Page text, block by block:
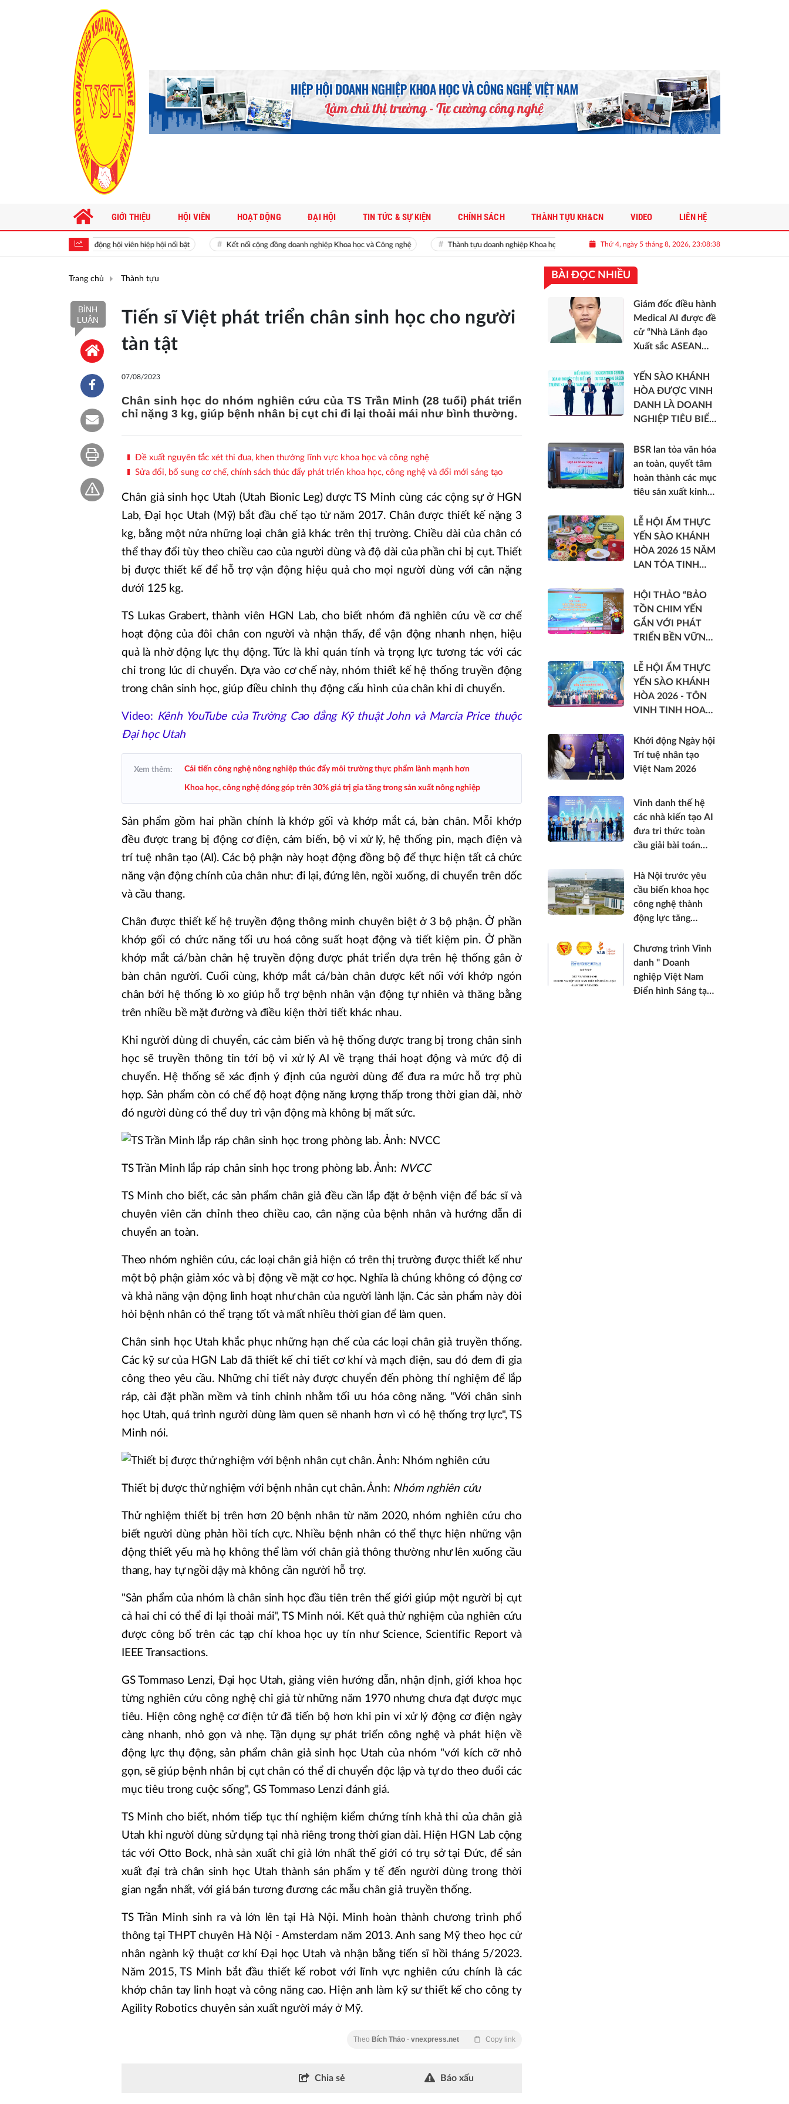
Hoạt động hội viên hiệp hội nổi bật Kết nối cộng đồng doanh nghiệp Khoa học và Công nghệ Thành tựu doanh nghiệp Khoa học và Công nghệ Việt Nam Vinh danh doanh nghiệp khoa học và
Thứ 4, ngày 5 tháng 8, 2026, 23:08:39
GIỚI THIỆU HỘI VIÊN HOẠT ĐỘNG ĐẠI HỘI TIN TỨC & SỰ KIỆN CHÍNH SÁCH THÀNH TỰU KH&CN VIDEO LIÊN HỆ
Trang chủ Thành tựu
BÌNH
LUẬN
Tiến sĩ Việt phát triển chân sinh học cho người
tàn tật
07/08/2023
Chân sinh học do nhóm nghiên cứu của TS Trần Minh (28 tuổi) phát triển
chỉ nặng 3 kg, giúp bệnh nhân bị cụt chi đi lại thoải mái như bình thường.
Đề xuất nguyên tắc xét thi đua, khen thưởng lĩnh vực khoa học và công nghệ
Sửa đổi, bổ sung cơ chế, chính sách thúc đẩy phát triển khoa học, công nghệ và đổi mới sáng tạo
Chân giả sinh học Utah (Utah Bionic Leg) được TS Minh cùng các cộng sự ở HGN
Lab, Đại học Utah (Mỹ) bắt đầu chế tạo từ năm 2017. Chân được thiết kế nặng 3
kg, bằng một nửa những loại chân giả khác trên thị trường. Chiều dài của chân có
thể thay đổi tùy theo chiều cao của người dùng và độ dài của phần chi bị cụt. Thiết
bị được thiết kế để hỗ trợ vận động hiệu quả cho mọi người dùng với cân nặng
dưới 125 kg.
TS Lukas Grabert, thành viên HGN Lab, cho biết nhóm đã nghiên cứu về cơ chế
hoạt động của đôi chân con người và nhận thấy, để vận động nhanh nhẹn, hiệu
quả là nhờ động lực thụ động. Tức là khi quán tính và trọng lực tương tác với các
chi trong lúc di chuyển. Dựa vào cơ chế này, nhóm thiết kế hệ thống truyền động
trong chân sinh học, giúp điều chỉnh thụ động cấu hình của chân khi di chuyển.
Video: Kênh YouTube của Trường Cao đẳng Kỹ thuật John và Marcia Price thuộc
Đại học Utah
Xem thêm: Cải tiến công nghệ nông nghiệp thúc đẩy môi trường thực phẩm lành mạnh hơn
Khoa học, công nghệ đóng góp trên 30% giá trị gia tăng trong sản xuất nông nghiệp
Sản phẩm gồm hai phần chính là khớp gối và khớp mắt cá, bàn chân. Mỗi khớp
đều được trang bị động cơ điện, cảm biến, bộ vi xử lý, hệ thống pin, mạch điện và
trí tuệ nhân tạo (AI). Các bộ phận này hoạt động đồng bộ để thực hiện tất cả chức
năng vận động chính của chân như: đi lại, đứng lên, ngồi xuống, di chuyển trên dốc
và cầu thang.
Chân được thiết kế hệ truyền động thông minh chuyên biệt ở 3 bộ phận. Ở phần
khớp gối có chức năng tối ưu hoá công suất hoạt động và tiết kiệm pin. Ở phần
khớp mắt cá/bàn chân hệ truyền động được phát triển dựa trên hệ thống gân ở
bàn chân người. Cuối cùng, khớp mắt cá/bàn chân được kết nối với khớp ngón
chân bởi hệ thống lò xo giúp hỗ trợ bệnh nhân vận động tự nhiên và thăng bằng
trên nhiều bề mặt đường và điều kiện thời tiết khác nhau.
Khi người dùng di chuyển, các cảm biến và hệ thống được trang bị trong chân sinh
học sẽ truyền thông tin tới bộ vi xử lý AI về trạng thái hoạt động và mức độ di
chuyển. Hệ thống sẽ xác định ý định của người dùng để đưa ra mức hỗ trợ phù
hợp. Sản phẩm còn có chế độ hoạt động năng lượng thấp trong thời gian dài, nhờ
đó người dùng có thể duy trì vận động mà không bị mất sức.
TS Trần Minh lắp ráp chân sinh học trong phòng lab. Ảnh: NVCC
TS Minh cho biết, các sản phẩm chân giả đều cần lắp đặt ở bệnh viện để bác sĩ và
chuyên viên căn chỉnh theo chiều cao, cân nặng của bệnh nhân và hướng dẫn di
chuyển an toàn.
Theo nhóm nghiên cứu, các loại chân giả hiện có trên thị trường được thiết kế như
một bộ phận giảm xóc và bị động về mặt cơ học. Nghĩa là chúng không có động cơ
và khả năng vận động linh hoạt như chân của người lành lặn. Các sản phẩm này đòi
hỏi bệnh nhân có thể trạng tốt và mất nhiều thời gian để làm quen.
Chân sinh học Utah khắc phục những hạn chế của các loại chân giả truyền thống.
Các kỹ sư của HGN Lab đã thiết kế chi tiết cơ khí và mạch điện, sau đó đem đi gia
công theo yêu cầu. Những chi tiết này được chuyển đến phòng thí nghiệm để lắp
ráp, cài đặt phần mềm và tinh chỉnh nhằm tối ưu hóa công năng. "Với chân sinh
học Utah, quá trình người dùng làm quen sẽ nhanh hơn vì có hệ thống trợ lực", TS
Minh nói.
Thiết bị được thử nghiệm với bệnh nhân cụt chân. Ảnh: Nhóm nghiên cứu
Thử nghiệm thiết bị trên hơn 20 bệnh nhân từ năm 2020, nhóm nghiên cứu cho
biết người dùng phản hồi tích cực. Nhiều bệnh nhân có thể thực hiện những vận
động thiết yếu mà họ không thể làm với chân giả thông thường như lên xuống cầu
thang, hay tự ngồi dậy mà không cần người hỗ trợ.
"Sản phẩm của nhóm là chân sinh học đầu tiên trên thế giới giúp một người bị cụt
cả hai chi có thể đi lại thoải mái", TS Minh nói. Kết quả thử nghiệm của nghiên cứu
được công bố trên các tạp chí khoa học uy tín như Science, Scientific Report và
IEEE Transactions.
GS Tommaso Lenzi, Đại học Utah, giảng viên hướng dẫn, nhận định, giới khoa học
từng nghiên cứu công nghệ chi giả từ những năm 1970 nhưng chưa đạt được mục
tiêu. Hiện công nghệ cơ điện tử đã tiến bộ hơn khi pin vi xử lý động cơ điện ngày
càng nhanh, nhỏ gọn và nhẹ. Tận dụng sự phát triển công nghệ và phát hiện về
động lực thụ động, sản phẩm chân giả sinh học Utah của nhóm "với kích cỡ nhỏ
gọn, sẽ giúp bệnh nhân bị cụt chân có thể di chuyển độc lập và tự do theo đuổi các
mục tiêu trong cuộc sống", GS Tommaso Lenzi đánh giá.
TS Minh cho biết, nhóm tiếp tục thí nghiệm kiểm chứng tính khả thi của chân giả
Utah khi người dùng sử dụng tại nhà riêng trong thời gian dài. Hiện HGN Lab cộng
tác với Otto Bock, nhà sản xuất chi giả lớn nhất thế giới có trụ sở tại Đức, để sản
xuất đại trà chân sinh học Utah thành sản phẩm y tế đến người dùng trong thời
gian ngắn nhất, với giá bán tương đương các mẫu chân giả truyền thống.
TS Trần Minh sinh ra và lớn lên tại Hà Nội. Minh hoàn thành chương trình phổ
thông tại THPT chuyên Hà Nội - Amsterdam năm 2013. Anh sang Mỹ theo học cử
nhân ngành kỹ thuật cơ khí Đại học Utah và nhận bằng tiến sĩ hồi tháng 5/2023.
Năm 2015, TS Minh bắt đầu thiết kế robot với lĩnh vực nghiên cứu chính là các
khớp chân tay linh hoạt và công năng cao. Hiện anh làm kỹ sư thiết kế cho công ty
Agility Robotics chuyên sản xuất người máy ở Mỹ.
Theo Bích Thảo - vnexpress.net Copy link
Chia sẻ Báo xấu
BÀI ĐỌC NHIỀU
Giám đốc điều hành
Medical AI được đề
cử “Nhà Lãnh đạo
Xuất sắc ASEAN
YẾN SÀO KHÁNH
HÒA ĐƯỢC VINH
DANH LÀ DOANH
NGHIỆP TIÊU BIỂU
MÔI TRƯỜNG
XANH VIỆT NAM
BSR lan tỏa văn hóa
an toàn, quyết tâm
hoàn thành các mục
tiêu sản xuất kinh
năm 2026
LỄ HỘI ẨM THỰC
YẾN SÀO KHÁNH
HÒA 2026 15 NĂM
LAN TỎA TINH
HỘI THẢO “BẢO
TỒN CHIM YẾN
GẮN VỚI PHÁT
TRIỂN BỀN VỮNG
YẾN SÀO KHÁNH
HÒA”
LỄ HỘI ẨM THỰC
YẾN SÀO KHÁNH
HÒA 2026 - TÔN
VINH TINH HOA
Khởi động Ngày hội
Trí tuệ nhân tạo
Việt Nam 2026
Vinh danh thế hệ
các nhà kiến tạo AI
đưa tri thức toàn
cầu giải bài toán
2026
Hà Nội trước yêu
cầu biến khoa học
công nghệ thành
động lực tăng
Chương trình Vinh
danh " Doanh
nghiệp Việt Nam
Điển hình Sáng tạo